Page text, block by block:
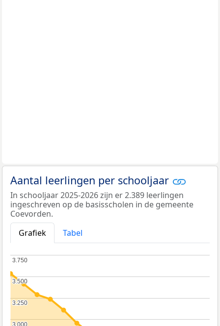
Aantal leerlingen per schooljaar
In schooljaar 2025-2026 zijn er 2.389 leerlingen
ingeschreven op de basisscholen in de gemeente
Coevorden.
Grafiek
Tabel
3.000
3.000
3.250
3.250
3.500
3.500
3.750
3.750